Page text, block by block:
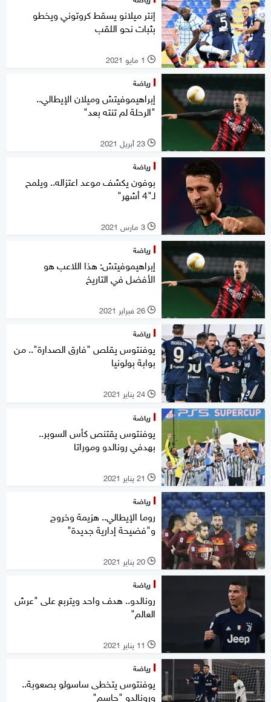
إنتر ميلانو يسقط كروتوني ويخطو
بثبات نحو اللقب
l 1 مايو 2021
رياضة
إبراهيموفيتش وميلان الإيطالي..
"الرحلة لم تنته بعد"
l 23 أبريل 2021
رياضة
بوفون يكشف موعد اعتزاله.. ويلمح
لـ"4 أشهر"
l 3 مارس 2021
رياضة
إبراهيموفيتش: هذا اللاعب هو
الأفضل في التاريخ
l 26 فبراير 2021
رياضة
يوفنتوس يقلص "فارق الصدارة".. من
بوابة بولونيا
l 24 يناير 2021
رياضة
يوفنتوس يقتنص كأس السوبر..
بهدفي رونالدو وموراتا
l 21 يناير 2021
رياضة
روما الإيطالي.. هزيمة وخروج
و"فضيحة إدارية جديدة"
l 20 يناير 2021
رياضة
رونالدو.. هدف واحد ويتربع على "عرش
العالم"
l 11 يناير 2021
رياضة
يوفنتوس يتخطى ساسولو بصعوبة..
ورونالدو "حاسم"